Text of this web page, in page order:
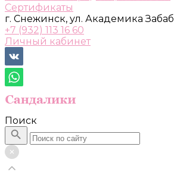
Сертификаты
г. Снежинск, ул. Академика
+7 (932) 113 16 60
Личный кабинет
Поиск